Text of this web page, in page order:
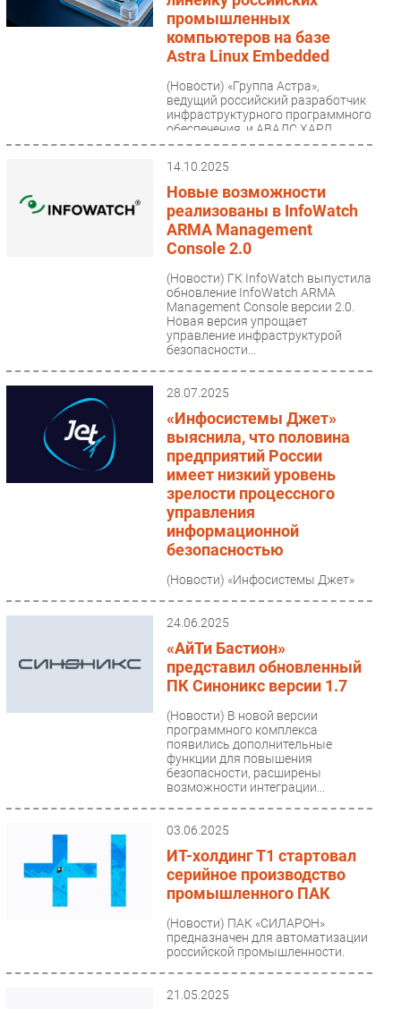
Новости
Каталог компаний
промышленных
компьютеров на базе
Astra Linux Embedded
(Новости) «Группа Астра»,
ведущий российский разработчик
инфраструктурного программного
обеспечения, и АВАДС ХАРД,
разработчик оборудования...
14.10.2025
Новые возможности
реализованы в InfoWatch
ARMA Management
Console 2.0
(Новости) ГК InfoWatch выпустила
обновление InfoWatch ARMA
Management Console версии 2.0.
Новая версия упрощает
управление инфраструктурой
безопасности...
28.07.2025
«Инфосистемы Джет»
выяснила, что половина
предприятий России
имеет низкий уровень
зрелости процессного
управления
информационной
безопасностью
(Новости) «Инфосистемы Джет»
кибербезопасности в
Эксперты выяснили,...
24.06.2025
«АйТи Бастион»
представил обновленный
ПК Синоникс версии 1.7
(Новости) В новой версии
программного комплекса
появились дополнительные
функции для повышения
безопасности, расширены
возможности интеграции...
03.06.2025
ИТ-холдинг Т1 стартовал
серийное производство
промышленного ПАК
(Новости) ПАК «СИЛАРОН»
предназначен для автоматизации
российской промышленности.
21.05.2025